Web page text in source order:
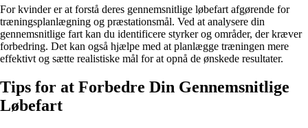
For kvinder er at forstå deres gennemsnitlige løbefart afgørende for
træningsplanlægning og præstationsmål. Ved at analysere din
gennemsnitlige fart kan du identificere styrker og områder, der kræver
forbedring. Det kan også hjælpe med at planlægge træningen mere
effektivt og sætte realistiske mål for at opnå de ønskede resultater.
Tips for at Forbedre Din Gennemsnitlige
Løbefart